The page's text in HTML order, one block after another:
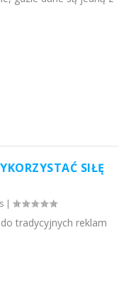
SIŁĘ
|
tradycyjnych reklam